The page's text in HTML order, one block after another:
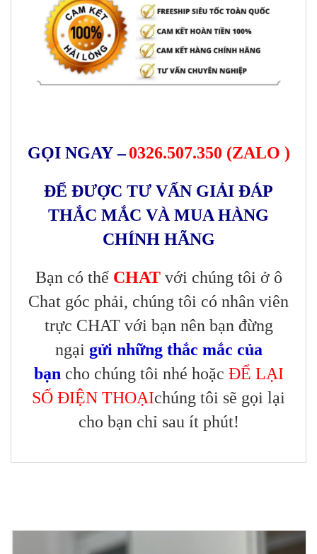
GỌI NGAY – 0326.507.350 (ZALO )
ĐỂ ĐƯỢC TƯ VẤN GIẢI ĐÁP
THẮC MẮC VÀ MUA HÀNG
CHÍNH HÃNG
Bạn có thể CHATvới chúng tôi ở ô
Chat góc phải, chúng tôi có nhân viên
trực CHAT với bạn nên bạn đừng
ngại gửi những thắc mắc của
bạn cho chúng tôi nhé hoặc ĐỂ LẠI
SỐ ĐIỆN THOẠIchúng tôi sẽ gọi lại
cho bạn chỉ sau ít phút!